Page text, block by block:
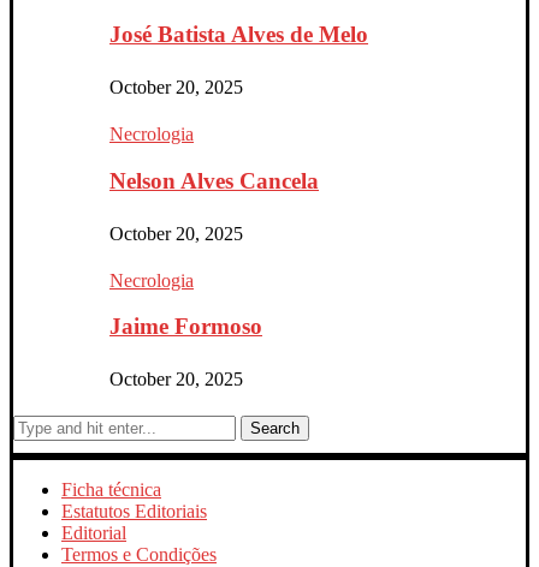
José Batista Alves de Melo
October 20, 2025
Necrologia
Nelson Alves Cancela
October 20, 2025
Necrologia
Jaime Formoso
October 20, 2025
Search
Ficha técnica
Estatutos Editoriais
Editorial
Termos e Condições